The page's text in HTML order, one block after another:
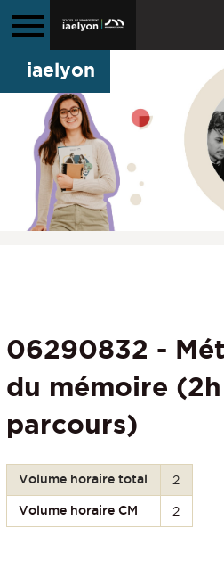
iaelyon
06290832 -
du mémoire
parcours)
Volume horaire total 2
Volume horaire CM 2